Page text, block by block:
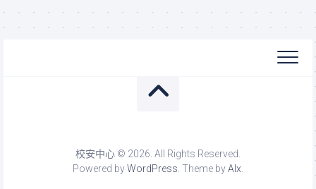
校安中心 © 2026. All Rights Reserved.
Powered byWordPress . Theme byAlx